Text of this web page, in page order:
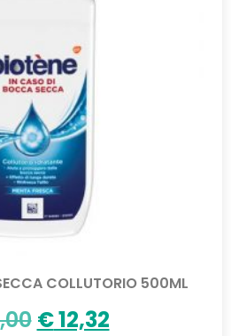
COLLUTORIO 500ML
€12,32